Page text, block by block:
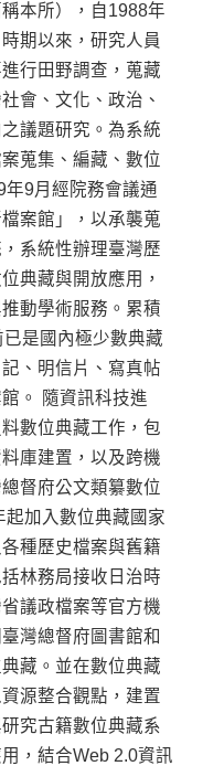
本所），自1988年
期以來，研究人員
行田野調查，蒐藏
會、文化、政治、
議題研究。為系統
蒐集、編藏、數位
9月經院務會議通
案館」，以承襲蒐
系統性辦理臺灣歷
典藏與開放應用，
動學術服務。累積
是國內極少數典藏
、明信片、寫真帖
。 隨資訊科技進
數位典藏工作，包
庫建置，以及跨機
督府公文類纂數位
加入數位典藏國家
種歷史檔案與舊籍
林務局接收日治時
議政檔案等官方機
灣總督府圖書館和
藏。並在數位典藏
源整合觀點，建置
究古籍數位典藏系
，結合Web 2.0資訊